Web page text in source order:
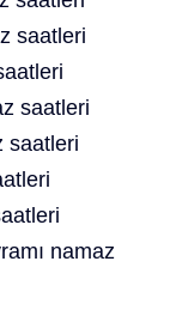
saatleri
saatleri
saatleri
namaz